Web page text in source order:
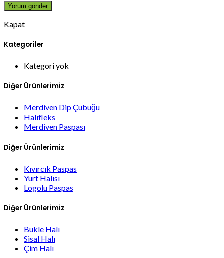
Kapat
Kategoriler
Kategori yok
Diğer Ürünlerimiz
Merdiven Dip Çubuğu
Halıfleks
Merdiven Paspası
Diğer Ürünlerimiz
Kıvırcık Paspas
Yurt Halısı
Logolu Paspas
Diğer Ürünlerimiz
Bukle Halı
Sisal Halı
Çim Halı